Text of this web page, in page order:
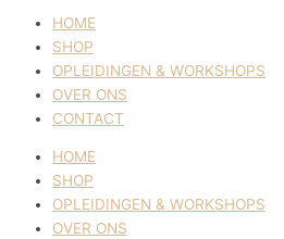
HOME
SHOP
OPLEIDINGEN & WORKSHOPS
OVER ONS
CONTACT
HOME
SHOP
OPLEIDINGEN & WORKSHOPS
OVER ONS